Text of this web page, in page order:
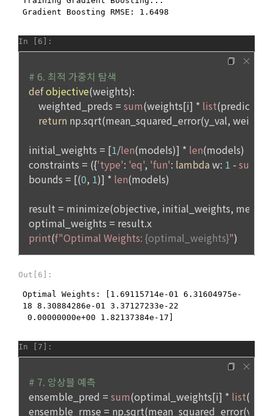
구글 로그인
차를 완료하여 주시기 바랍니다.
이용자는 구매한 “서비스” 사용을 아직 개시하지 않고 주문이
완료된 날로부터 7일 이내에 요청하는 경우 구매를 취소하고 환
불을 받을 수 있다. “회사”는 주문이 완료된 날부터 7일 후에 제
기된 환불 요청에 대해 단독 재량권에 따라 승인 또는 거절할 권
한을 보유한다. 단, “서비스”에 결함이 있는 경우는 예외로 하며
이 경우에는 환불 정책이 적용된다. 어떤 이유로든 이용자가 환
불을 받는 경우 “회사”는 구매한 “서비스”에 대한 이용자의 액세
제15조(청약철회 등)
이용자는 「전자상거래 등에서의 소비자보호에 관한 법률」 제
13조 제2항에 따른 계약 내용에 관한 고지를 받은 날(그 고지를
받은 때보다 재화 및 서비스 등의 공급이 늦게 이루어진 경우에
다. 다만, 청약철회에 관하여 「전자상거래 등에서의 소비자보
호에 관한 법률」에 달리 정함이 있는 경우에는 동 법 규정에 따
른다.
2. 이용자는 재화 및 서비스 등을 제공받은 경우 다음 각 호에 해
가. 이용자의 사용 또는 일부 소비에 의하여 재화 및 서비스 등의
3. 제2항 제’나’호 경우에 “사이트”가 사전에 청약철회 등이 제한
되는 사실을 소비자가 쉽게 알 수 있는 곳에 명기하는 등의 조치
를 하지 않았다면 이용자의 청약철회 등이 제한되지 않는다.
-개인정보를 제공받는 자의 개인정보 이용 목적 : 국외채용을 위
-제공하는 개인정보의 항목 : 데이콘 인재풀 등록시 수집되는 항
-제공방법 : 데이콘 인재풀 DB를 통해 제공
-개인정보를 제공받는 자의 개인정보 보유 및 이용기간 : 제휴
계약 종료시
6. 개인정보의 보유 및 이용기간
"회사"는 회원가입, 인재풀 등록으로부터 서비스를 제공하는 기
간 동안에 한하여 이용자의 개인정보를 보유 및 이용하게 됩니
및 이용목적이 달성되거나 이용기간이 종료한 경우 개인정보를
지체 없이 파기합니다.
단, 다음의 경우에 대해서는 각각 명시한 이유와 기간 동안 보존
합니다.
1) 상법 등 관계법령의 규정에 의하여 보존할 필요가 있는 경우
법령에서 규정한 보존기간 동안 거래내역과 최소한의 기본정보
를 보유합니다. 이 경우 회사는 보관하는 정보를 그 보관의 목적
① 계약 또는 청약철회 등에 관한 기록: 5년
③ 소비자의 불만 또는 분쟁처리에 관한 기록: 3년
④ 부정이용 등에 관한 기록: 5년